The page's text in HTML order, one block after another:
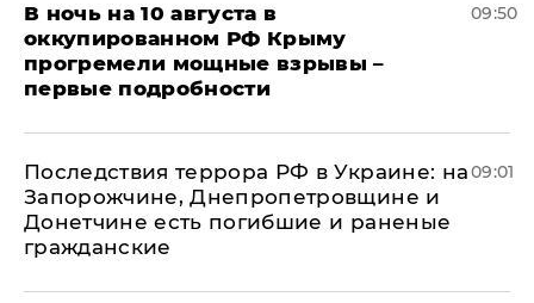
В ночь на 10 августа в
оккупированном РФ Крыму
прогремели мощные взрывы –
первые подробности
09:50
Последствия террора РФ в Украине: на
Запорожчине, Днепропетровщине и
Донетчине есть погибшие и раненые
гражданские
09:01